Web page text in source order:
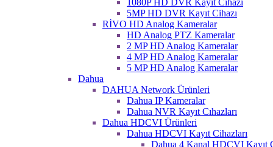
1080P HD DVR Kayıt Cihazı
5MP HD DVR Kayıt Cihazı
RİVO HD Analog Kameralar
HD Analog PTZ Kameralar
2 MP HD Analog Kameralar
4 MP HD Analog Kameralar
5 MP HD Analog Kameralar
Dahua
DAHUA Network Ürünleri
Dahua IP Kameralar
Dahua NVR Kayıt Cıhazları
Dahua HDCVI Ürünleri
Dahua HDCVI Kayıt Cihazları
Dahua 4 Kanal HDCVI Kayıt